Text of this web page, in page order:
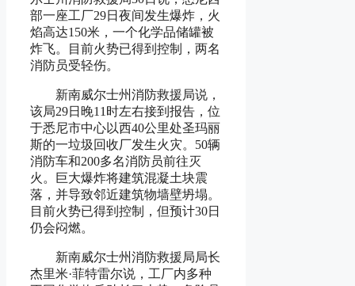
部一座工厂29日夜间发生爆炸，火
焰高达150米，一个化学品储罐被
炸飞。目前火势已得到控制，两名
消防员受轻伤。
新南威尔士州消防救援局说，
该局29日晚11时左右接到报告，位
于悉尼市中心以西40公里处圣玛丽
斯的一垃圾回收厂发生火灾。50辆
消防车和200多名消防员前往灭
火。巨大爆炸将建筑混凝土块震
落，并导致邻近建筑物墙壁坍塌。
目前火势已得到控制，但预计30日
仍会闷燃。
新南威尔士州消防救援局局长
杰里米·菲特雷尔说，工厂内多种